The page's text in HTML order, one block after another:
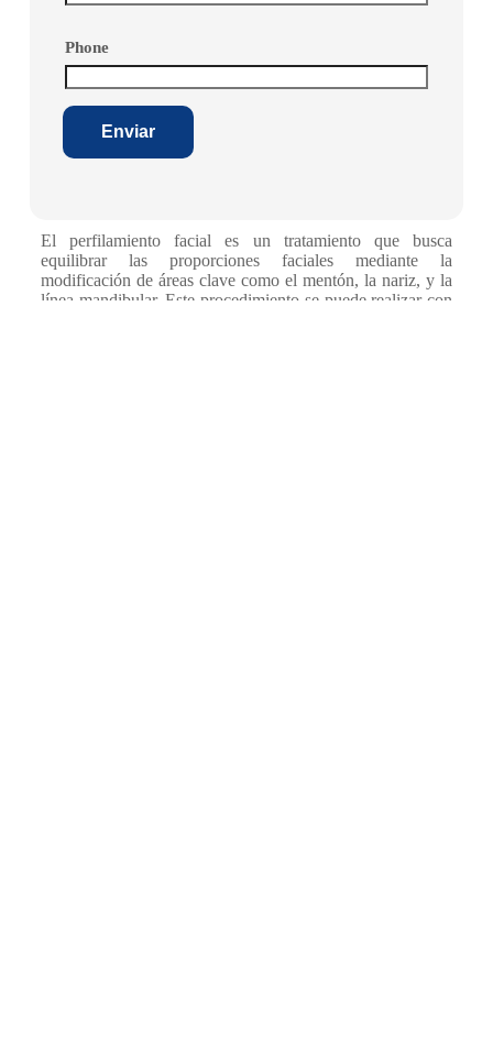
Phone
Enviar
El perfilamiento facial es un tratamiento que busca
equilibrar las proporciones faciales mediante la
modificación de áreas clave como el mentón, la nariz, y la
línea mandibular. Este procedimiento se puede realizar con